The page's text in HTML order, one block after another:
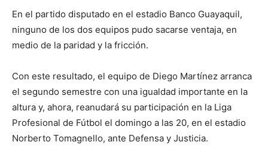
se
En el partido disputado en el estadio Banco Guayaquil,
ninguno de los dos equipos pudo sacarse ventaja, en
medio de la paridad y la fricción.
Con este resultado, el equipo de Diego Martínez arranca
el segundo semestre con una igualdad importante en la
altura y, ahora, reanudará su participación en la Liga
Profesional de Fútbol el domingo a las 20, en el estadio
Norberto Tomagnello, ante Defensa y Justicia.